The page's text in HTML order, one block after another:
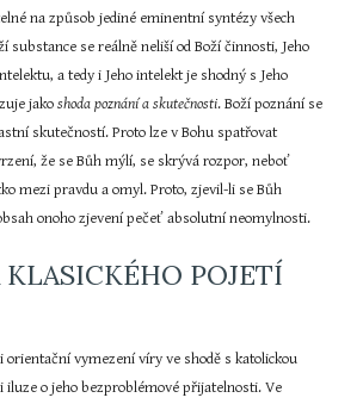
na způsob jediné eminentní syntézy všech
substance se reálně neliší od Boží činnosti, Jeho
a tedy i Jeho intelekt je shodný s Jeho
jako shoda poznání a skutečnosti. Boží poznání se
skutečností. Proto lze v Bohu spatřovat
že se Bůh mýlí, se skrývá rozpor, neboť
mezi pravdu a omyl. Proto, zjevil-li se Bůh
onoho zjevení pečeť absolutní neomylnosti.
POJETÍ
orientační vymezení víry ve shodě s katolickou
iluze o jeho bezproblémové přijatelnosti. Ve